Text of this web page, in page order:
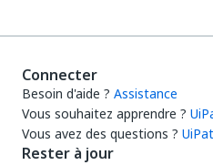
Connecter
Besoin d'aide ? Assistance
Vous souhaitez apprendre ?
Vous avez des questions ?
Rester à jour